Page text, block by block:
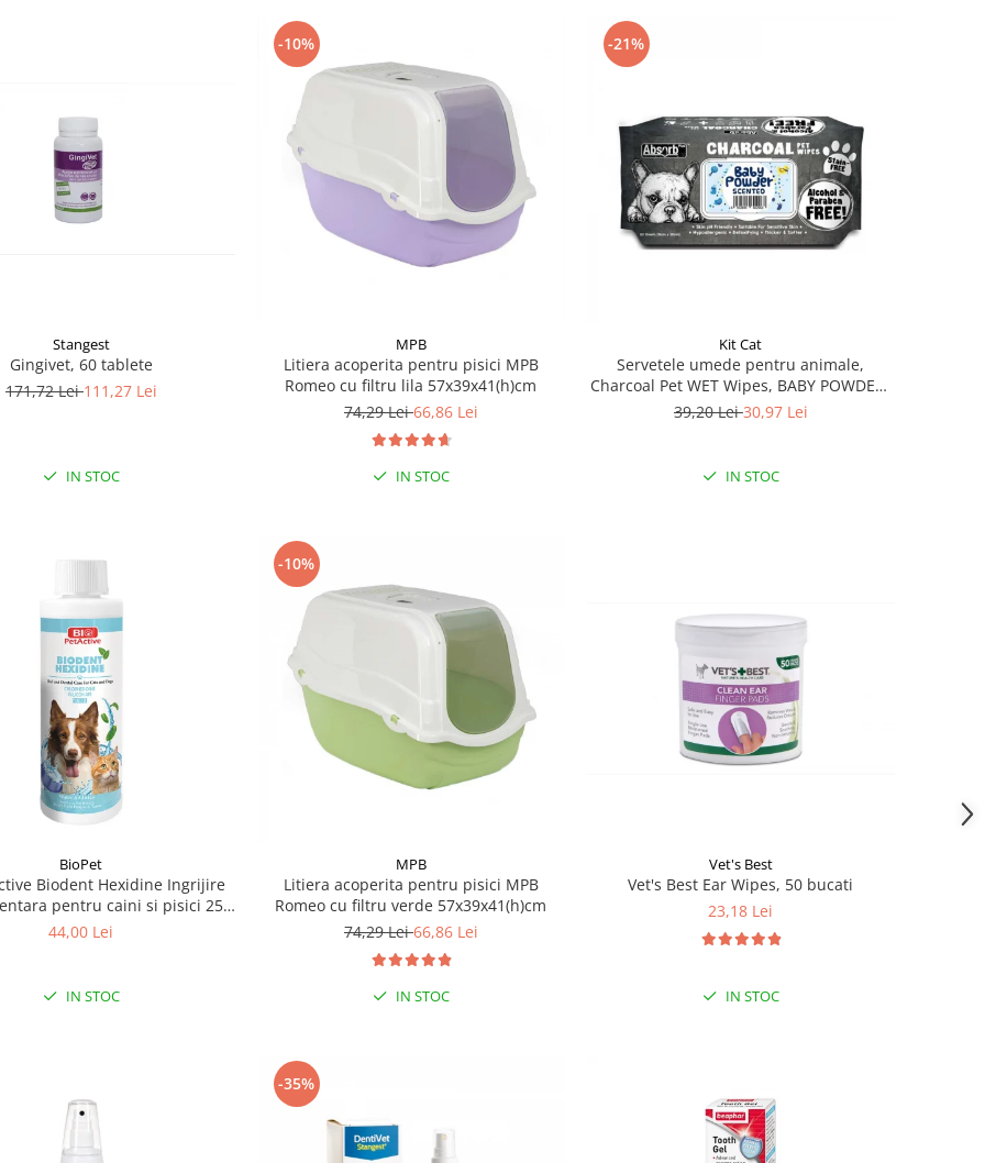
Stangest
Gingivet, 60 tablete
171,72 Lei111,27 Lei
IN STOC
-10%
MPB
Litiera acoperita pentru pisici MPB
Romeo cu filtru lila 57x39x41(h)cm
74,29 Lei66,86 Lei
IN STOC
-21%
Kit Cat
Servetele umede pentru animale,
Charcoal Pet WET Wipes, BABY POWDER-
pachet 80 buc
39,20 Lei30,97 Lei
IN STOC
BioPet
Biodent Hexidine Ingrijire
pentru caini si pisici 250
ml
44,00 Lei
IN STOC
-10%
MPB
Litiera acoperita pentru pisici MPB
Romeo cu filtru verde 57x39x41(h)cm
74,29 Lei66,86 Lei
IN STOC
Vet's Best
Vet's Best Ear Wipes, 50 bucati
23,18 Lei
IN STOC
-35%